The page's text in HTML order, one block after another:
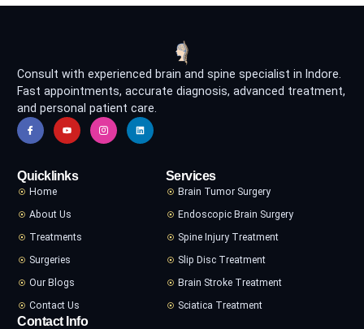
Consult with experienced brain and spine specialist in Indore.
Fast appointments, accurate diagnosis, advanced treatment,
and personal patient care.
Quicklinks
Home
About Us
Treatments
Surgeries
Our Blogs
Contact Us
Services
Brain Tumor Surgery
Endoscopic Brain Surgery
Spine Injury Treatment
Slip Disc Treatment
Brain Stroke Treatment
Sciatica Treatment
Contact Info